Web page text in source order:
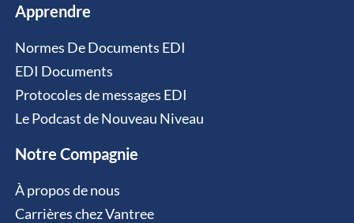
Apprendre
Normes De Documents EDI
EDI Documents
Protocoles de messages EDI
Le Podcast de Nouveau Niveau
Notre Compagnie
À propos de nous
Carrières chez Vantree